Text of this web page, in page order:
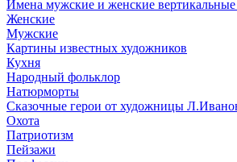
Имена мужские и женские вертикальные
Женские
Мужские
Картины известных художников
Кухня
Народный фольклор
Натюрморты
Сказочные герои от художницы
Охота
Патриотизм
Пейзажи